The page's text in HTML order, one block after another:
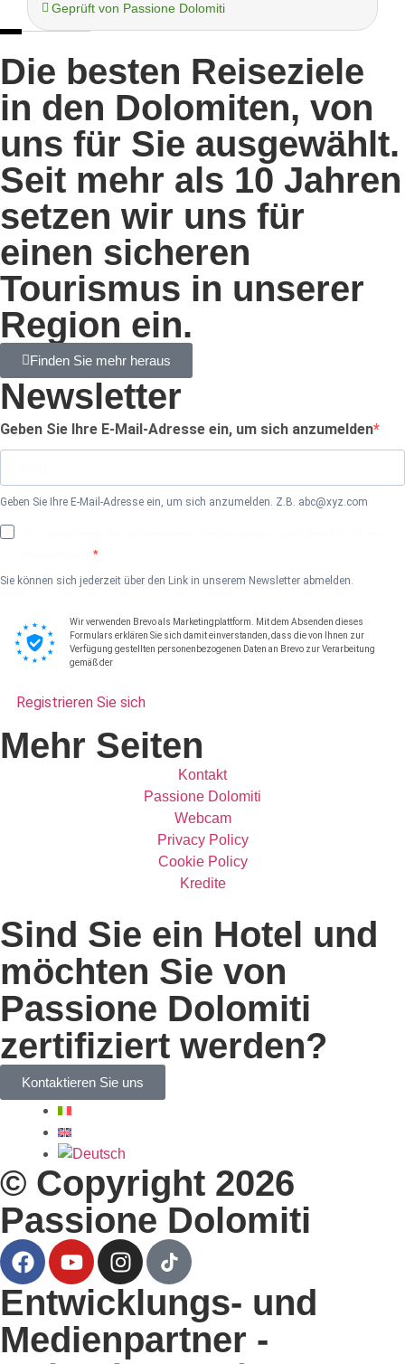
Geprüft von Passione Dolomiti
Die besten Reiseziele
in den Dolomiten, von
uns für Sie ausgewählt.
Seit mehr als 10 Jahren
setzen wir uns für
einen sicheren
Tourismus in unserer
Region ein.
Finden Sie mehr heraus
Newsletter
Geben Sie Ihre E-Mail-Adresse ein, um sich anzumelden
Geben Sie Ihre E-Mail-Adresse ein, um sich anzumelden. Z.B. abc@xyz.com
Sie können sich jederzeit über den Link in unserem Newsletter abmelden.
Wir verwenden Brevo als Marketingplattform. Mit dem Absenden dieses
Formulars erklären Sie sich damit einverstanden, dass die von Ihnen zur
Verfügung gestellten personenbezogenen Daten an Brevo zur Verarbeitung
gemäß der
Registrieren Sie sich
Mehr Seiten
Kontakt
Passione Dolomiti
Webcam
Privacy Policy
Cookie Policy
Kredite
Sind Sie ein Hotel und
möchten Sie von
Passione Dolomiti
zertifiziert werden?
Kontaktieren Sie uns
© Copyright 2026
Passione Dolomiti
Entwicklungs- und
Medienpartner -